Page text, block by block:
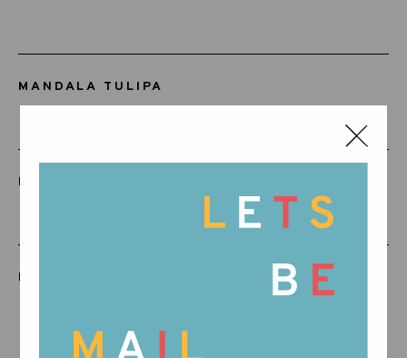
MANDALA TULIPA
MANDALA SETAS ARCOÍRIS
MANDALA MADERA NATURAL